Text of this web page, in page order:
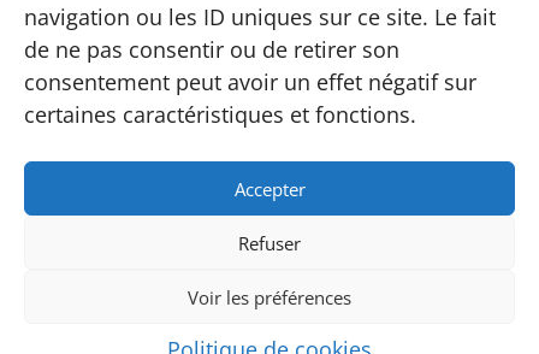
navigation ou les ID uniques sur ce site. Le fait
de ne pas consentir ou de retirer son
consentement peut avoir un effet négatif sur
certaines caractéristiques et fonctions.
Accepter
Refuser
Voir les préférences
Conditions
Conditions générales de vente
Politique de confidentialité
réservés | Écaussinnes